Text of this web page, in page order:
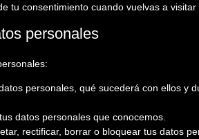
tu consentimiento cuando vuelvas a visitar
personales
personales, qué sucederá con ellos y
datos personales que conocemos.
rectificar, borrar o bloquear tus datos